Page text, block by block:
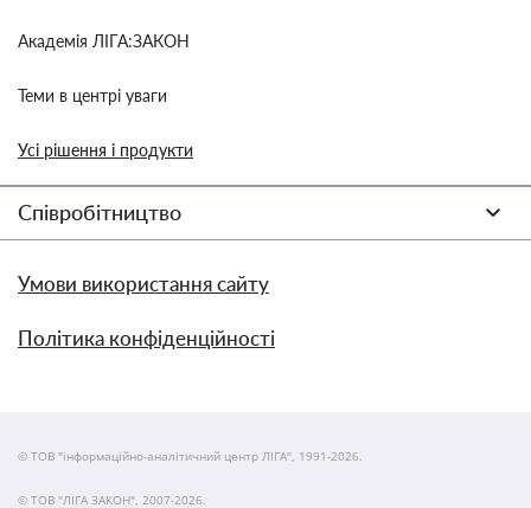
Академія ЛІГА:ЗАКОН
Теми в центрі уваги
Усі рішення і продукти
Співробітництво
Умови використання сайту
Політика конфіденційності
© ТОВ "інформаційно-аналітичний центр ЛІГА", 1991-2026.
© ТОВ "ЛІГА ЗАКОН", 2007-2026.